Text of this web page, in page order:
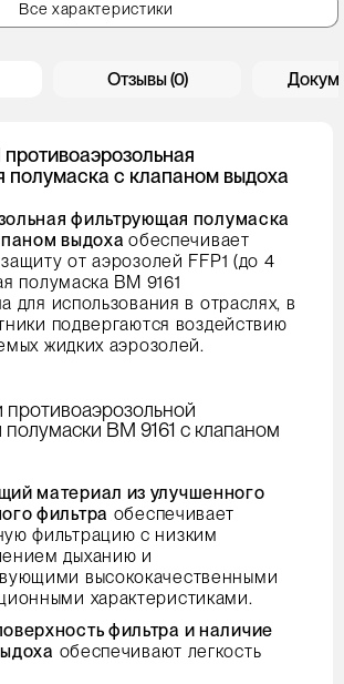
Все характеристики
Отзывы (0)
полумаска с клапаном выдоха
фильтрующая полумаска
выдохаобеспечивает
от аэрозолей FFP1 (до 4
полумаска ВМ 9161
для использования в отраслях, в
подвергаются воздействию
жидких аэрозолей.
ВМ 9161 с клапаном
материал из улучшенного
фильтра обеспечивает
фильтрацию с низким
дыханию и
высококачественными
характеристиками.
фильтра и наличие
обеспечивают легкость